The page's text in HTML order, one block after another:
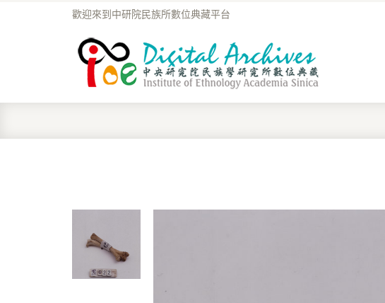
歡迎來到中研院民族所數位典藏平台